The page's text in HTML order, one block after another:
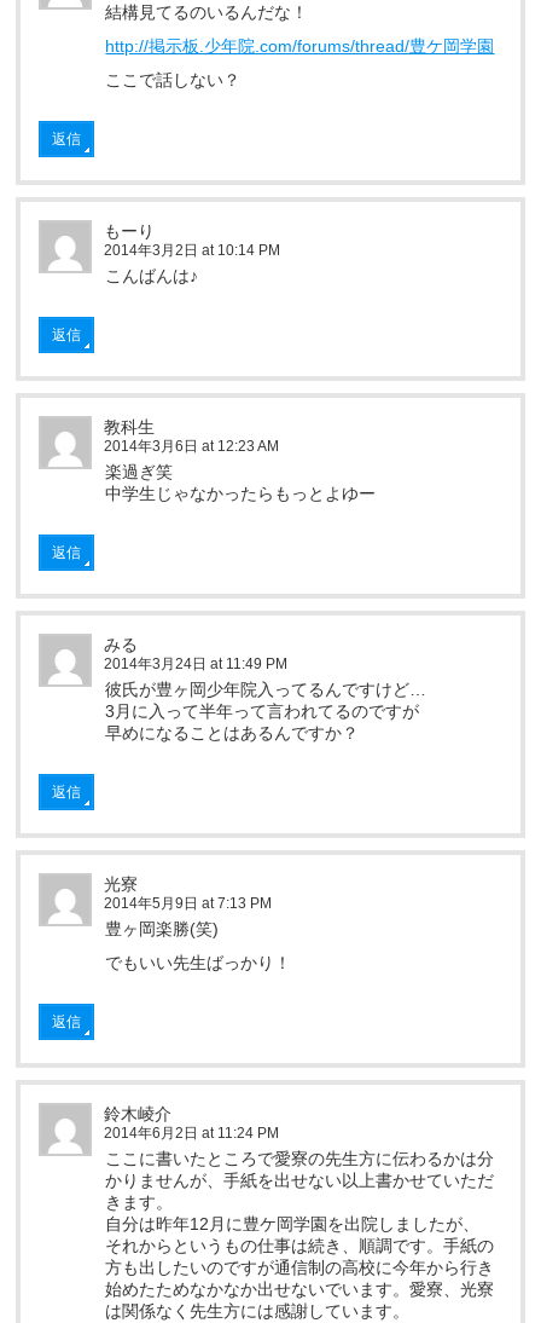
結構見てるのいるんだな！
http://掲示板.少年院.com/forums/thread/豊ケ岡学園
ここで話しない？
返信
もーり
2014年3月2日 at 10:14 PM
こんばんは♪
返信
教科生
2014年3月6日 at 12:23 AM
楽過ぎ笑
中学生じゃなかったらもっとよゆー
返信
みる
2014年3月24日 at 11:49 PM
彼氏が豊ヶ岡少年院入ってるんですけど…
3月に入って半年って言われてるのですが
早めになることはあるんですか？
返信
光寮
2014年5月9日 at 7:13 PM
豊ヶ岡楽勝(笑)
でもいい先生ばっかり！
返信
鈴木崚介
2014年6月2日 at 11:24 PM
ここに書いたところで愛寮の先生方に伝わるかは分
かりませんが、手紙を出せない以上書かせていただ
きます。
自分は昨年12月に豊ケ岡学園を出院しましたが、
それからというもの仕事は続き、順調です。手紙の
方も出したいのですが通信制の高校に今年から行き
始めたためなかなか出せないでいます。愛寮、光寮
は関係なく先生方には感謝しています。